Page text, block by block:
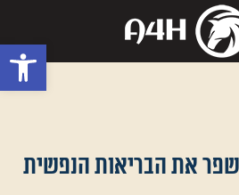
פתח
את הבריאות הנפשית